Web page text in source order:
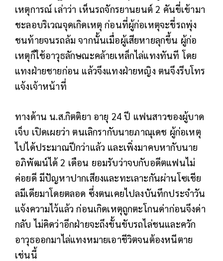
เหตุการณ์ เล่าว่า เห็นรถจักรยานยนต์ 2 คันขี่เข้ามา
ชะลอบริเวณจุดเกิดเหตุ ก่อนที่ผู้ก่อเหตุจะขี่รถพุ่ง
ชนท้ายจนรถล้ม จากนั้นเมื่อผู้เสียหายลุกขึ้น ผู้ก่อ
เหตุก็ใช้อาวุธลักษณะคล้ายเหล็กไล่แทงทันที โดย
แทงฝ่ายชายก่อน แล้วจึงแทงฝ่ายหญิง ตนจึงรีบโทร
แจ้งเจ้าหน้าที่
ทางด้าน น.ส.กิตติยา อายุ 24 ปี แฟนสาวของผู้บาด
เจ็บ เปิดเผยว่า ตนเลิกรากับนายภาณุเดช ผู้ก่อเหตุ
ไปได้ประมาณปีกว่าแล้ว และเพิ่งมาคบหากับนาย
อภิพัฒน์ได้ 2 เดือน ยอมรับว่าจบกับอดีตแฟนไม่
ค่อยดี มีปัญหาปากเสียงและทะเลาะกันผ่านโซเชีย
ลมีเดียมาโดยตลอด ซึ่งตนเคยไปลงบันทึกประจำวัน
แจ้งความไว้แล้ว ก่อนเกิดเหตุถูกตะโกนด่าก่อนจึงด่า
กลับ ไม่คิดว่าอีกฝ่ายจะถึงขั้นขับรถไล่ชนและควัก
อาวุธออกมาไล่แทงหมายเอาชีวิตจนต้องหนีตาย
เช่นนี้